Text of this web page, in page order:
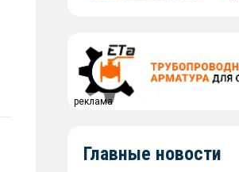
реклама
Главные новости